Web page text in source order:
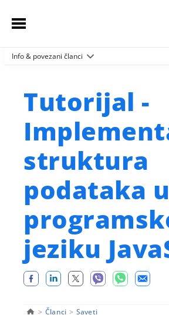
Početna stranica
Info & povezani članci
Tutorijal -
struktura
podataka u
jeziku
> Članci > Saveti